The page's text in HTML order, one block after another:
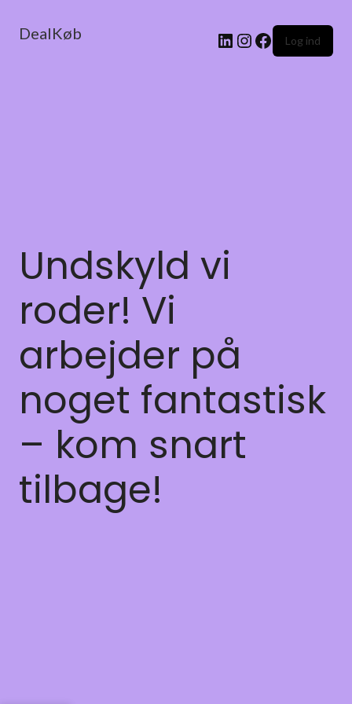
DealKøb Log ind
Undskyld vi
roder! Vi
arbejder på
noget fantastisk
– kom snart
tilbage!